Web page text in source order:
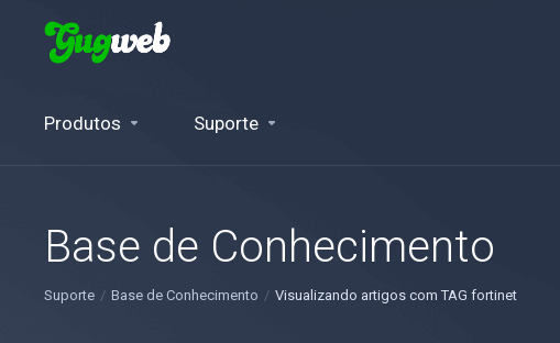
Produtos Suporte
Base de Conhecimento
Suporte Base de Conhecimento Visualizando artigos com TAG fortinet